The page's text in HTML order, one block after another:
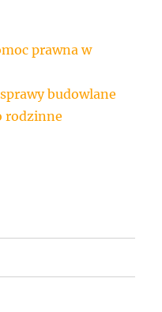
prawna w
budowlane
rodzinne